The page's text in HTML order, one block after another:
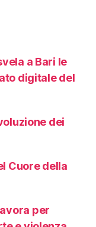
a Bari le
digitale del
dei
Cuore della
per